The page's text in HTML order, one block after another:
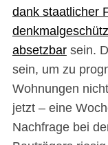
dank staatlicher
absetzbarsein.
sein, um zu
Wohnungen
jetzt – eine
Nachfrage bei